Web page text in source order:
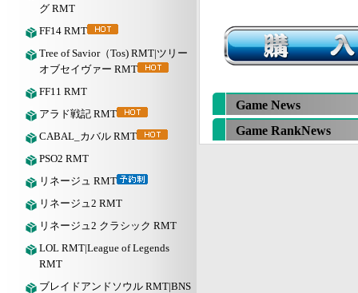
グ RMT
FF14 RMT
Tree of Savior（Tos) RMT|ツリー
オブセイヴァー RMT
FF11 RMT
アラド戦記 RMT
CABAL_カバル RMT
PSO2 RMT
リネージュ RMT
リネージュ2 RMT
リネージュ2 クラシック RMT
LOL RMT|League of Legends
RMT
ブレイドアンドソウル RMT|BNS
Game News
Game RankNews